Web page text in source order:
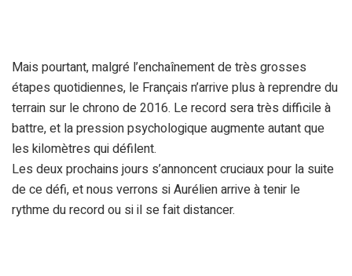
Mais pourtant, malgré l’enchaînement de très grosses
étapes quotidiennes, le Français n’arrive plus à reprendre du
terrain sur le chrono de 2016. Le record sera très difficile à
battre, et la pression psychologique augmente autant que
les kilomètres qui défilent.
Les deux prochains jours s’annoncent cruciaux pour la suite
de ce défi, et nous verrons si Aurélien arrive à tenir le
rythme du record ou si il se fait distancer.